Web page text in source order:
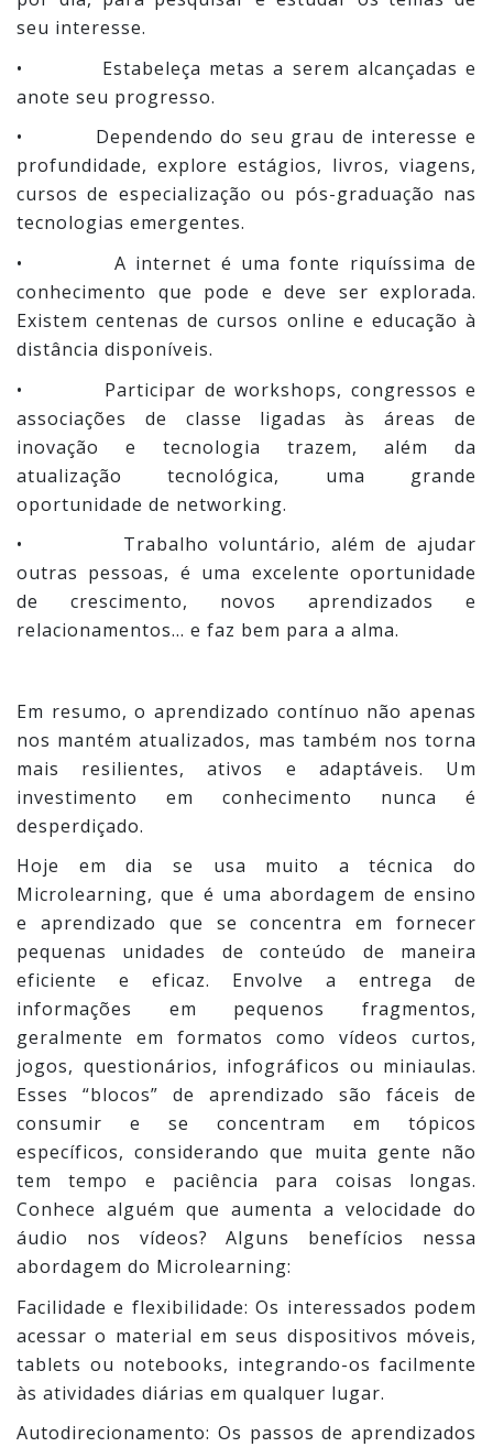
seu interesse.
• Estabeleça metas a serem alcançadas e
anote seu progresso.
• Dependendo do seu grau de interesse e
profundidade, explore estágios, livros, viagens,
cursos de especialização ou pós-graduação nas
tecnologias emergentes.
• A internet é uma fonte riquíssima de
conhecimento que pode e deve ser explorada.
Existem centenas de cursos online e educação à
distância disponíveis.
• Participar de workshops, congressos e
associações de classe ligadas às áreas de
inovação e tecnologia trazem, além da
atualização tecnológica, uma grande
oportunidade de networking.
• Trabalho voluntário, além de ajudar
outras pessoas, é uma excelente oportunidade
de crescimento, novos aprendizados e
relacionamentos... e faz bem para a alma.
Em resumo, o aprendizado contínuo não apenas
nos mantém atualizados, mas também nos torna
mais resilientes, ativos e adaptáveis. Um
investimento em conhecimento nunca é
desperdiçado.
Hoje em dia se usa muito a técnica do
Microlearning, que é uma abordagem de ensino
e aprendizado que se concentra em fornecer
pequenas unidades de conteúdo de maneira
eficiente e eficaz. Envolve a entrega de
informações em pequenos fragmentos,
geralmente em formatos como vídeos curtos,
jogos, questionários, infográficos ou miniaulas.
Esses “blocos” de aprendizado são fáceis de
consumir e se concentram em tópicos
específicos, considerando que muita gente não
tem tempo e paciência para coisas longas.
Conhece alguém que aumenta a velocidade do
áudio nos vídeos? Alguns benefícios nessa
abordagem do Microlearning:
Facilidade e flexibilidade: Os interessados podem
acessar o material em seus dispositivos móveis,
tablets ou notebooks, integrando-os facilmente
às atividades diárias em qualquer lugar.
Autodirecionamento: Os passos de aprendizados